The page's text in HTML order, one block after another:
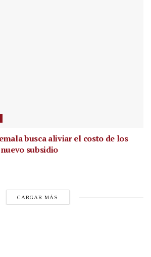
busca aliviar el costo de los
subsidio
CARGAR MÁS